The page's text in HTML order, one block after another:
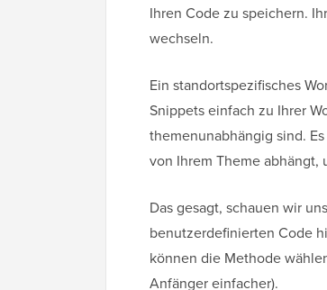
Ihren Code zu speichern.
wechseln.
Ein standortspezifisches
Snippets einfach zu Ihrer
themenunabhängig sind.
von Ihrem Theme
Das gesagt, schauen wir
benutzerdefinierten Code
können die Methode
Anfänger einfacher).